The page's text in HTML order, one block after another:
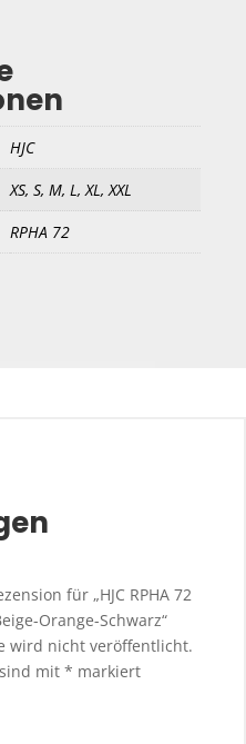
HJC
XS, S, M, L, XL, XXL
RPHA 72
für „HJC RPHA 72
Orange-Schwarz“
wird nicht veröffentlicht.
mit * markiert